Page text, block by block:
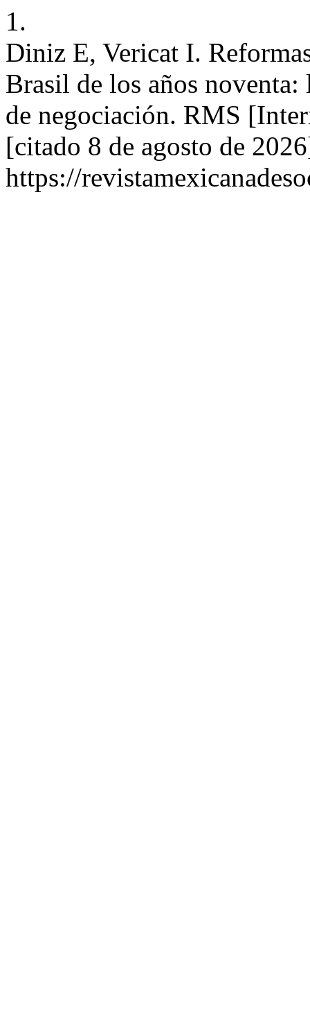
1.
Diniz E, Vericat I.
Brasil de los años noventa:
de negociación. RMS
[citado 8 de agosto de
https://